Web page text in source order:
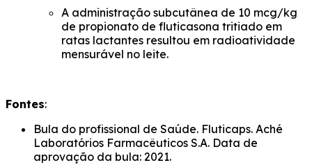
A administração subcutânea de 10 mcg/kg
de propionato de fluticasona tritiado em
ratas lactantes resultou em radioatividade
mensurável no leite.
Fontes:
Bula do profissional de Saúde. Fluticaps. Aché
Laboratórios Farmacêuticos S.A. Data de
aprovação da bula: 2021.